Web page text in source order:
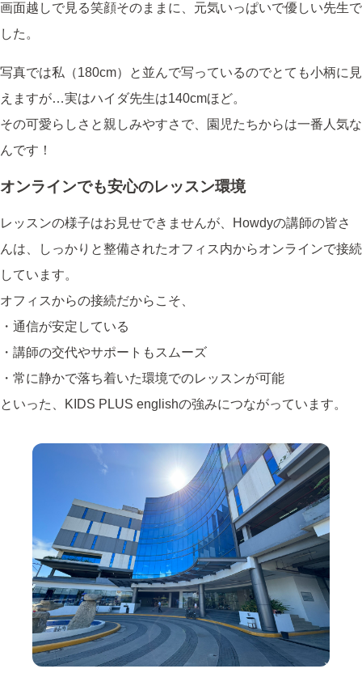
画面越しで見る笑顔そのままに、元気いっぱいで優しい先生で
した。
写真では私（180cm）と並んで写っているのでとても小柄に見
えますが…実はハイダ先生は140cmほど。
その可愛らしさと親しみやすさで、園児たちからは一番人気な
んです！
オンラインでも安心のレッスン環境
レッスンの様子はお見せできませんが、Howdyの講師の皆さ
んは、しっかりと整備されたオフィス内からオンラインで接続
しています。
オフィスからの接続だからこそ、
・通信が安定している
・講師の交代やサポートもスムーズ
・常に静かで落ち着いた環境でのレッスンが可能
といった、KIDS PLUS englishの強みにつながっています。